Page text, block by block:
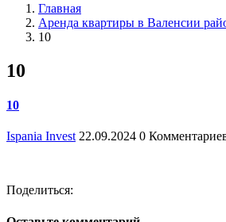
Главная
Аренда квартиры в Валенсии
10
10
10
Ispania Invest 22.09.2024 0
Поделиться: